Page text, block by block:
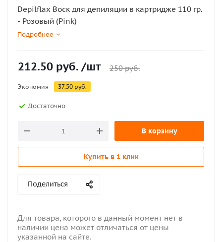
Depilflax Воск для депиляции в картридже 110 гр.
- Розовый (Pink)
Подробнее
212.50 руб. /шт 250руб.
Экономия 37.50 руб.
Достаточно
В корзину
Купить в 1 клик
Поделиться
Для товара, которого в данный момент нет в
наличии цена может отличаться от цены
указанной на сайте.